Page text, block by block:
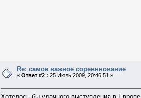
Re: самое важное соревннование
«Ответ #2 : 25 Июль 2009, 20:46:51 »
Хотелось бы удачного выступления в Европе.